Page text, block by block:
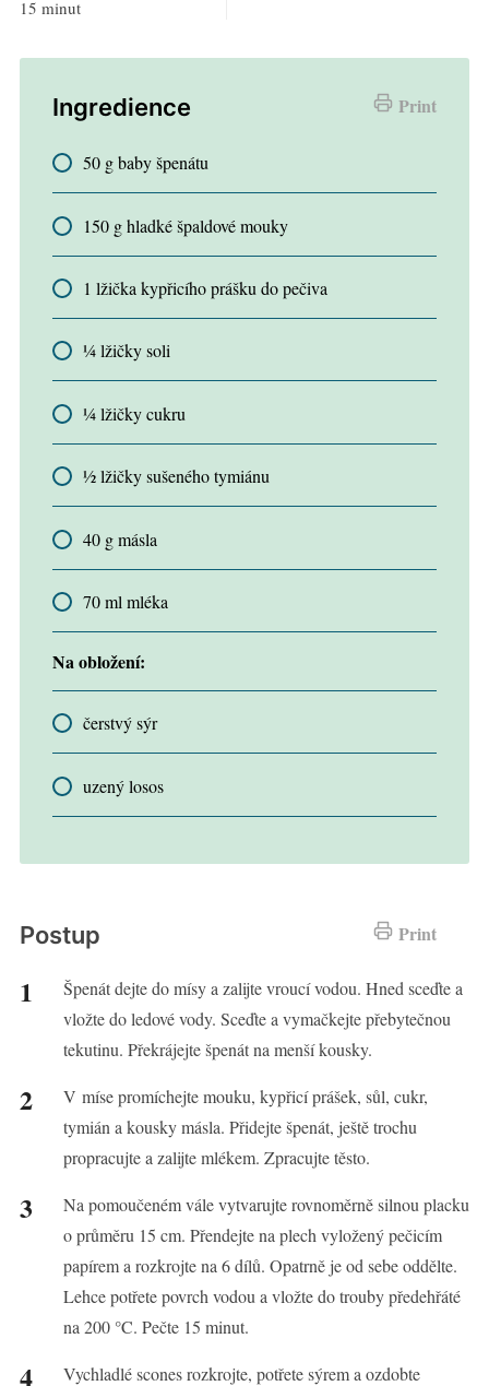
15 minut
Print
Ingredience
50 g baby špenátu
150 g hladké špaldové mouky
1 lžička kypřicího prášku do pečiva
¼ lžičky soli
¼ lžičky cukru
½ lžičky sušeného tymiánu
40 g másla
70 ml mléka
Na obložení:
čerstvý sýr
uzený losos
Print
Postup
Špenát dejte do mísy a zalijte vroucí vodou. Hned sceďte a
vložte do ledové vody. Sceďte a vymačkejte přebytečnou
tekutinu. Překrájejte špenát na menší kousky.
V míse promíchejte mouku, kypřicí prášek, sůl, cukr,
tymián a kousky másla. Přidejte špenát, ještě trochu
propracujte a zalijte mlékem. Zpracujte těsto.
Na pomoučeném vále vytvarujte rovnoměrně silnou placku
o průměru 15 cm. Přendejte na plech vyložený pečicím
papírem a rozkrojte na 6 dílů. Opatrně je od sebe oddělte.
Lehce potřete povrch vodou a vložte do trouby předehřáté
na 200 °C. Pečte 15 minut.
Vychladlé scones rozkrojte, potřete sýrem a ozdobte